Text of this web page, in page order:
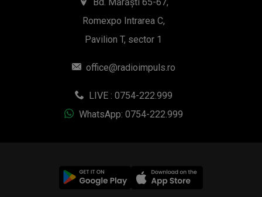
Romexpo Intrarea C,
Pavilion T, sector 1
office@radioimpuls.ro
LIVE : 0754-222.999
WhatsApp: 0754-222.999